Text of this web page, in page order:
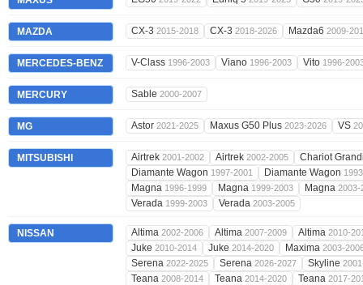
MAZDA CX-3 2015-2018 CX-3 2018-2026 Mazda6 2009-
MERCEDES-BENZ V-Class 1996-2003 Viano 1996-2003 Vito 1996-
MERCURY Sable 2000-2007
MG Astor 2021-2025 Maxus G50 Plus 2023-2026 VS
MITSUBISHI Airtrek 2001-2002 Airtrek 2002-2005
Chariot
Diamante Wagon 1997-2001 Diamante Wagon
Magna 1996-1999 Magna 1999-2003 Magna 2003-
Verada 1999-2003 Verada 2003-2005
NISSAN Altima 2002-2006 Altima 2007-2009 Altima 2010-
Juke 2010-2014 Juke 2014-2020 Maxima 2003-
Serena 2022-2025 Serena 2026-2027 Skyline
Teana 2008-2014 Teana 2014-2020 Teana 2017-